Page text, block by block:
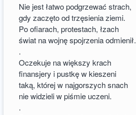
Nie jest łatwo podgrzewać strach,
gdy zaczęto od trzęsienia ziemi.
Po ofiarach, protestach, łzach
świat na wojnę spojrzenia odmienił.
.
Oczekuje na większy krach
finansjery i pustkę w kieszeni
taką, której w najgorszych snach
nie widzieli w piśmie uczeni.
.